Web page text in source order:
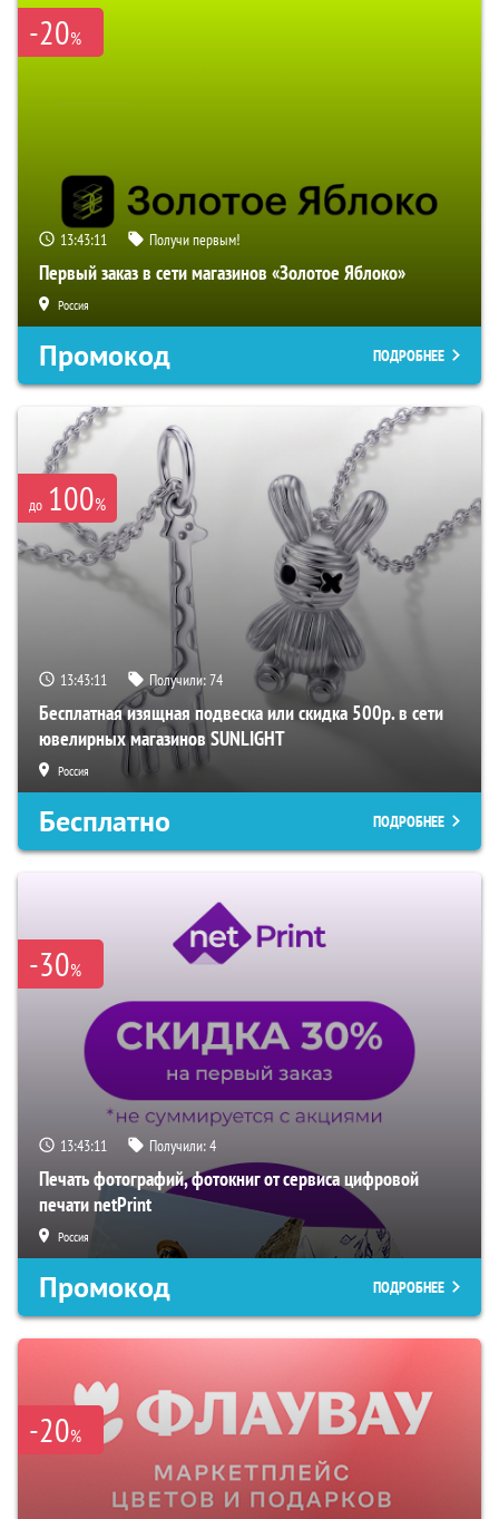
-20%
13:43:10 Получи первым!
Первый заказ в сети магазинов «Золотое Яблоко»
Россия
Промокод ПОДРОБНЕЕ
до 100%
13:43:10 Получили:74
Бесплатная изящная подвеска или скидка 500р. в сети
ювелирных магазинов SUNLIGHT
Россия
Бесплатно ПОДРОБНЕЕ
-30%
13:43:10 Получили:4
Печать фотографий, фотокниг от сервиса цифровой
печати netPrint
Россия
Промокод ПОДРОБНЕЕ
-20%